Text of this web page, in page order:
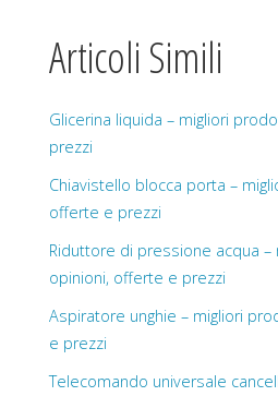
Articoli Simili
Glicerina liquida – migliori
prezzi
Chiavistello blocca porta –
offerte e prezzi
Riduttore di pressione acqua –
opinioni, offerte e prezzi
Aspiratore unghie – migliori
e prezzi
Telecomando universale